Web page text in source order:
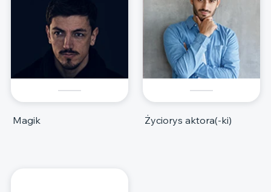
Magik Życiorys aktora(-ki)